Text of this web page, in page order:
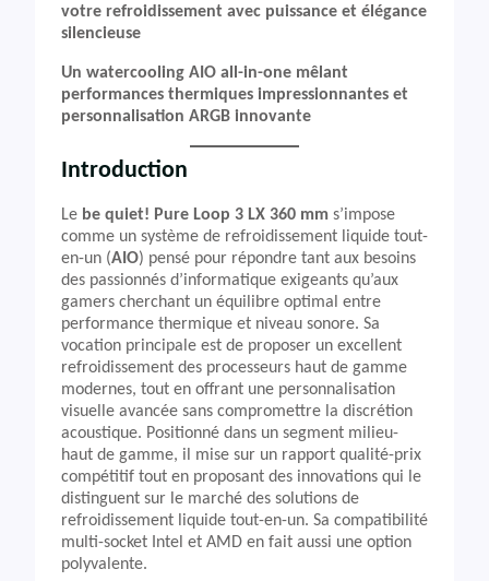
votre refroidissement avec puissance et élégance
silencieuse
Un watercooling AIO all-in-one mêlant
performances thermiques impressionnantes et
personnalisation ARGB innovante
Introduction
Le be quiet! Pure Loop 3 LX 360 mm s’impose
comme un système de refroidissement liquide tout-
en-un (AIO) pensé pour répondre tant aux besoins
des passionnés d’informatique exigeants qu’aux
gamers cherchant un équilibre optimal entre
performance thermique et niveau sonore. Sa
vocation principale est de proposer un excellent
refroidissement des processeurs haut de gamme
modernes, tout en offrant une personnalisation
visuelle avancée sans compromettre la discrétion
acoustique. Positionné dans un segment milieu-
haut de gamme, il mise sur un rapport qualité-prix
compétitif tout en proposant des innovations qui le
distinguent sur le marché des solutions de
refroidissement liquide tout-en-un. Sa compatibilité
multi-socket Intel et AMD en fait aussi une option
polyvalente.